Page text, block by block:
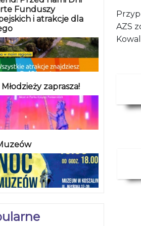
Funduszy
i atrakcje dla
Młodzieży zaprasza!
AZS